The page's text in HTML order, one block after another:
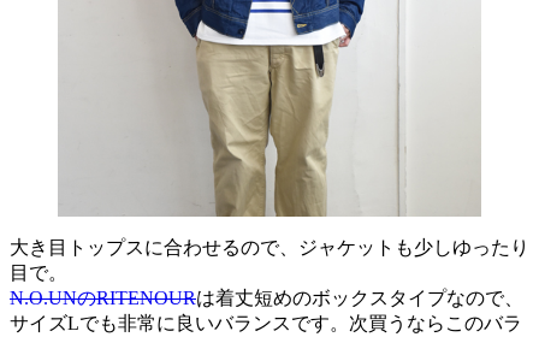
大き目トップスに合わせるので、ジャケットも少しゆったり
目で。
N.O.UNのRITENOURは着丈短めのボックスタイプなので、
サイズLでも非常に良いバランスです。次買うならこのバラ